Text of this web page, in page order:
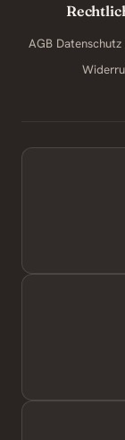
AGB Datenschutz